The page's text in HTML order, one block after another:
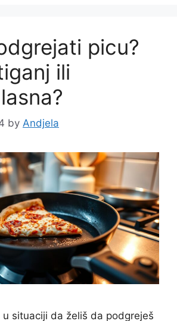
picu?
ili
by Andjela
situaciji da želiš da podgreješ